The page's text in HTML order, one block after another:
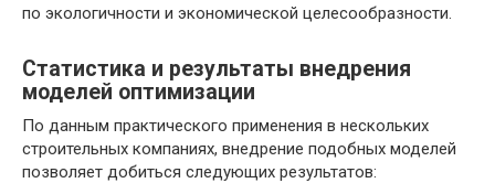
по экологичности и экономической целесообразности.
Статистика и результаты внедрения
моделей оптимизации
По данным практического применения в нескольких
строительных компаниях, внедрение подобных моделей
позволяет добиться следующих результатов: